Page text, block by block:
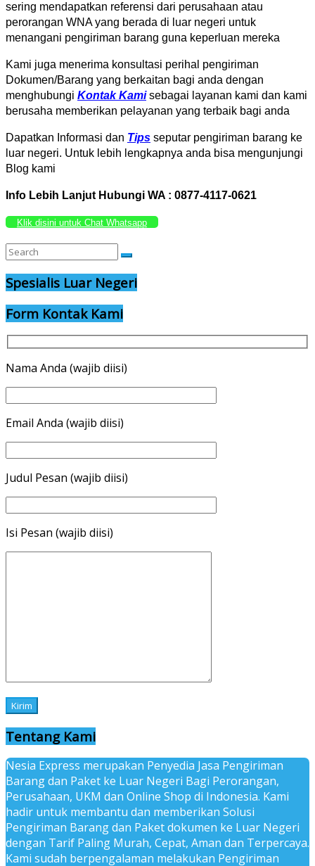
sering mendapatkan referensi dari perusahaan atau
perorangan WNA yang berada di luar negeri untuk
menangani pengiriman barang guna keperluan mereka
Kami juga menerima konsultasi perihal pengiriman
Dokumen/Barang yang berkaitan bagi anda dengan
menghubungi Kontak Kamisebagai layanan kami dan kami
berusaha memberikan pelayanan yang terbaik bagi anda
Dapatkan Informasi dan Tips seputar pengiriman barang ke
luar negeri. Untuk lebih lengkapnya anda bisa mengunjungi
Blog kami
Info Lebih Lanjut Hubungi WA : 0877-4117-0621
Klik disini untuk Chat Whatsapp
Spesialis Luar Negeri
Form Kontak Kami
Nama Anda (wajib diisi)
Email Anda (wajib diisi)
Judul Pesan (wajib diisi)
Isi Pesan (wajib diisi)
Tentang Kami
Nesia Express merupakan Penyedia Jasa Pengiriman
Barang dan Paket ke Luar Negeri Bagi Perorangan,
Perusahaan, UKM dan Online Shop di Indonesia. Kami
hadir untuk membantu dan memberikan Solusi
Pengiriman Barang dan Paket dokumen ke Luar Negeri
dengan Tarif Paling Murah, Cepat, Aman dan Terpercaya.
Kami sudah berpengalaman melakukan Pengiriman